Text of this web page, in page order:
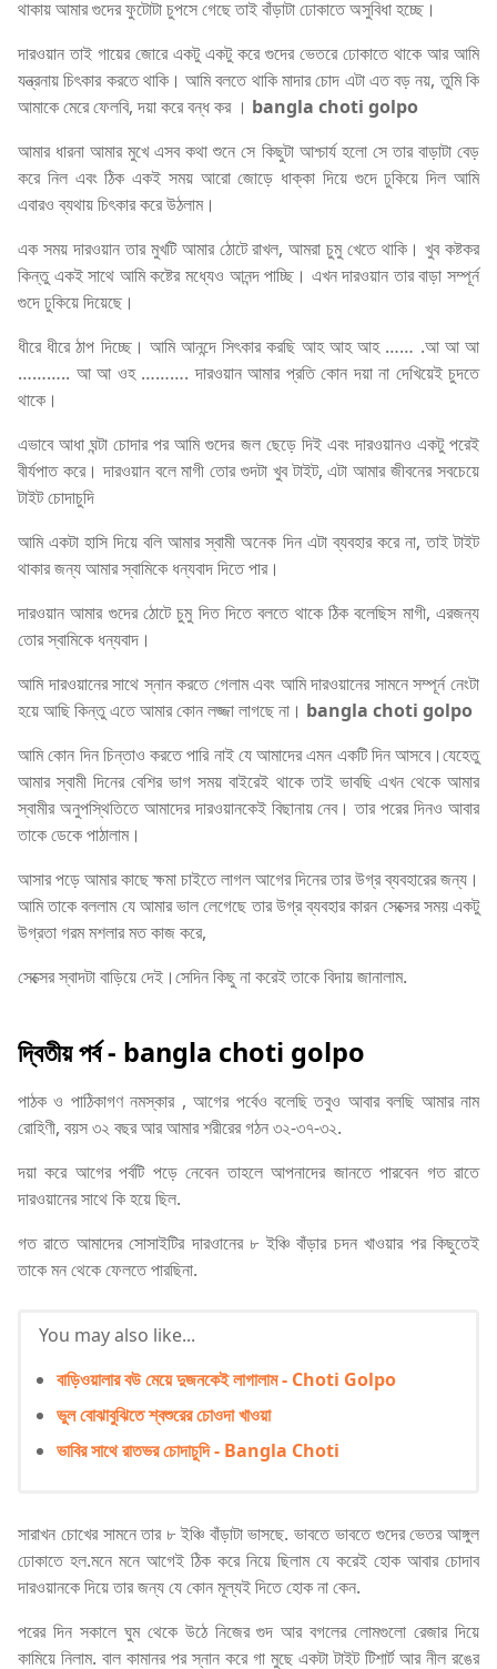
থাকায় আমার গুদের ফুটোটা চুপসে গেছে তাই বাঁড়াটা ঢোকাতে অসুবিধা হচ্ছে।
দারওয়ান তাই গায়ের জোরে একটু একটু করে গুদের ভেতরে ঢোকাতে থাকে আর আমি
যন্ত্রনায় চিৎকার করতে থাকি। আমি বলতে থাকি মাদার চোদ এটা এত বড় নয়, তুমি কি
আমাকে মেরে ফেলবি, দয়া করে বন্ধ কর । bangla choti golpo
আমার ধারনা আমার মুখে এসব কথা শুনে সে কিছুটা আশ্চার্য হলো সে তার বাড়াটা বেড়
করে নিল এবং ঠিক একই সময় আরো জোড়ে ধাক্কা দিয়ে গুদে ঢুকিয়ে দিল আমি
এবারও ব্যথায় চিৎকার করে উঠলাম।
এক সময় দারওয়ান তার মুখটি আমার ঠোটে রাখল, আমরা চুমু খেতে থাকি। খুব কষ্টকর
কিন্তু একই সাথে আমি কষ্টের মধ্যেও আনন্দ পাচ্ছি। এখন দারওয়ান তার বাড়া সম্পূর্ন
গুদে ঢুকিয়ে দিয়েছে।
ধীরে ধীরে ঠাপ দিচ্ছে। আমি আনন্দে সিৎকার করছি আহ আহ আহ …… .আ আ আ
……….. আ আ ওহ ………. দারওয়ান আমার প্রতি কোন দয়া না দেখিয়েই চুদতে
থাকে।
এভাবে আধা ঘন্টা চোদার পর আমি গুদের জল ছেড়ে দিই এবং দারওয়ানও একটু পরেই
বীর্যপাত করে। দারওয়ান বলে মাগী তোর গুদটা খুব টাইট, এটা আমার জীবনের সবচেয়ে
টাইট চোদাচুদি
আমি একটা হাসি দিয়ে বলি আমার স্বামী অনেক দিন এটা ব্যবহার করে না, তাই টাইট
থাকার জন্য আমার স্বামিকে ধন্যবাদ দিতে পার।
দারওয়ান আমার গুদের ঠোটে চুমু দিত দিতে বলতে থাকে ঠিক বলেছিস মাগী, এরজন্য
তোর স্বামিকে ধন্যবাদ।
আমি দারওয়ানের সাথে স্নান করতে গেলাম এবং আমি দারওয়ানের সামনে সম্পূর্ন নেংটা
হয়ে আছি কিন্তু এতে আমার কোন লজ্জা লাগছে না। bangla choti golpo
আমি কোন দিন চিন্তাও করতে পারি নাই যে আমাদের এমন একটি দিন আসবে।যেহেতু
আমার স্বামী দিনের বেশির ভাগ সময় বাইরেই থাকে তাই ভাবছি এখন থেকে আমার
স্বামীর অনুপস্থিতিতে আমাদের দারওয়ানকেই বিছানায় নেব। তার পরের দিনও আবার
তাকে ডেকে পাঠালাম।
আসার পড়ে আমার কাছে ক্ষমা চাইতে লাগল আগের দিনের তার উগ্র ব্যবহারের জন্য।
আমি তাকে বললাম যে আমার ভাল লেগেছে তার উগ্র ব্যবহার কারন সেক্সের সময় একটু
উগ্রতা গরম মশলার মত কাজ করে,
সেক্সের স্বাদটা বাড়িয়ে দেই।সেদিন কিছু না করেই তাকে বিদায় জানালাম.
দ্বিতীয় পর্ব - bangla choti golpo
পাঠক ও পাঠিকাগণ নমস্কার , আগের পর্বেও বলেছি তবুও আবার বলছি আমার নাম
রোহিণী, বয়স ৩২ বছর আর আমার শরীরের গঠন ৩২-৩৭-৩২.
দয়া করে আগের পর্বটি পড়ে নেবেন তাহলে আপনাদের জানতে পারবেন গত রাতে
দারওয়ানের সাথে কি হয়ে ছিল.
গত রাতে আমাদের সোসাইটির দারওানের ৮ ইঞ্চি বাঁড়ার চদন খাওয়ার পর কিছুতেই
তাকে মন থেকে ফেলতে পারছিনা.
You may also like...
বাড়িওয়ালার বউ মেয়ে দুজনকেই লাগালাম - Choti Golpo
ভুল বোঝাবুঝিতে শ্বশুরের চোওদা খাওয়া
ভাবির সাথে রাতভর চোদাচুদি - Bangla Choti
সারাখন চোখের সামনে তার ৮ ইঞ্চি বাঁড়াটা ভাসছে. ভাবতে ভাবতে গুদের ভেতর আঙ্গুল
ঢোকাতে হল.মনে মনে আগেই ঠিক করে নিয়ে ছিলাম যে করেই হোক আবার চোদাব
দারওয়ানকে দিয়ে তার জন্য যে কোন মূল্যই দিতে হোক না কেন.
পরের দিন সকালে ঘুম থেকে উঠে নিজের গুদ আর বগলের লোমগুলো রেজার দিয়ে
কামিয়ে নিলাম. বাল কামানর পর স্নান করে গা মুছে একটা টাইট টিশার্ট আর নীল রঙের